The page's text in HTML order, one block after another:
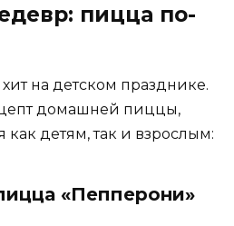
пицца по-
на детском празднике.
домашней пиццы,
как детям, так и взрослым:
«Пепперони»